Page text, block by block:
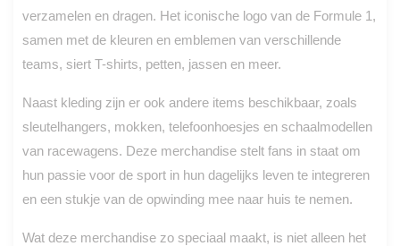
verzamelen en dragen. Het iconische logo van de Formule 1,
samen met de kleuren en emblemen van verschillende
teams, siert T-shirts, petten, jassen en meer.
Naast kleding zijn er ook andere items beschikbaar, zoals
sleutelhangers, mokken, telefoonhoesjes en schaalmodellen
van racewagens. Deze merchandise stelt fans in staat om
hun passie voor de sport in hun dagelijks leven te integreren
en een stukje van de opwinding mee naar huis te nemen.
Wat deze merchandise zo speciaal maakt, is niet alleen het